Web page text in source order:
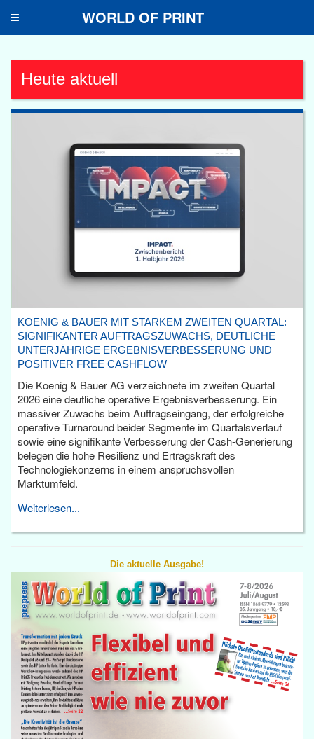
Toggle
WORLD OF PRINT
Heute aktuell
KOENIG & BAUER MIT STARKEM ZWEITEN QUARTAL:
SIGNIFIKANTER AUFTRAGSZUWACHS, DEUTLICHE
UNTERJÄHRIGE ERGEBNISVERBESSERUNG UND
POSITIVER FREE CASHFLOW
Die Koenig & Bauer AG verzeichnete im zweiten Quartal
2026 eine deutliche operative Ergebnisverbesserung. Ein
massiver Zuwachs beim Auftragseingang, der erfolgreiche
operative Turnaround beider Segmente im Quartalsverlauf
sowie eine signifikante Verbesserung der Cash-Generierung
belegen die hohe Resilienz und Ertragskraft des
Technologiekonzerns in einem anspruchsvollen
Marktumfeld.
Weiterlesen...
Die aktuelle Ausgabe!